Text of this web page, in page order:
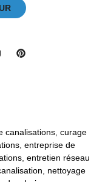
canalisations, curage
, entreprise de
, entretien réseau
nettoyage